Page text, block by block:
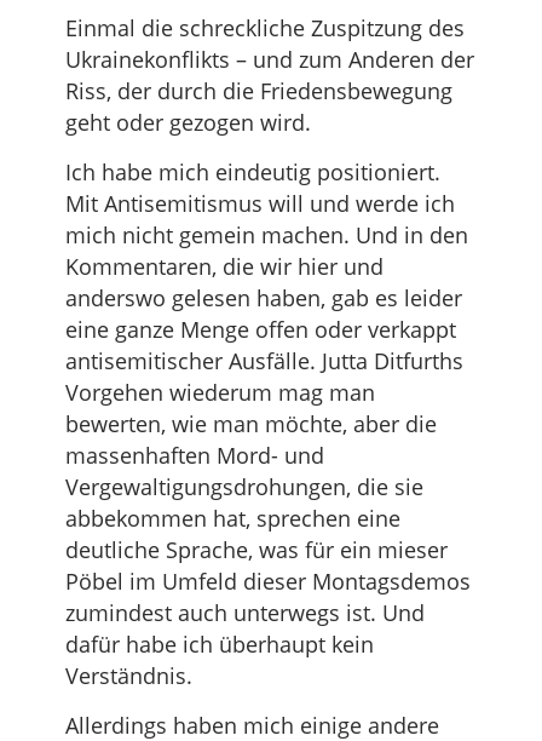
Einmal die schreckliche Zuspitzung des
Ukrainekonflikts – und zum Anderen der
Riss, der durch die Friedensbewegung
geht oder gezogen wird.
Ich habe mich eindeutig positioniert.
Mit Antisemitismus will und werde ich
mich nicht gemein machen. Und in den
Kommentaren, die wir hier und
anderswo gelesen haben, gab es leider
eine ganze Menge offen oder verkappt
antisemitischer Ausfälle. Jutta Ditfurths
Vorgehen wiederum mag man
bewerten, wie man möchte, aber die
massenhaften Mord- und
Vergewaltigungsdrohungen, die sie
abbekommen hat, sprechen eine
deutliche Sprache, was für ein mieser
Pöbel im Umfeld dieser Montagsdemos
zumindest auch unterwegs ist. Und
dafür habe ich überhaupt kein
Verständnis.
Allerdings haben mich einige andere